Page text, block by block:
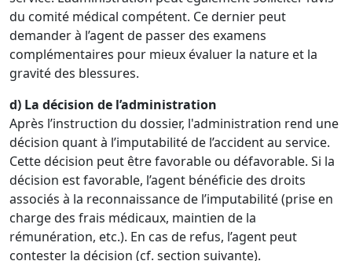
du comité médical compétent. Ce dernier peut
demander à l’agent de passer des examens
complémentaires pour mieux évaluer la nature et la
gravité des blessures.
d) La décision de l’administration
Après l’instruction du dossier, l'administration rend une
décision quant à l’imputabilité de l’accident au service.
Cette décision peut être favorable ou défavorable. Si la
décision est favorable, l’agent bénéficie des droits
associés à la reconnaissance de l’imputabilité (prise en
charge des frais médicaux, maintien de la
rémunération, etc.). En cas de refus, l’agent peut
contester la décision (cf. section suivante).